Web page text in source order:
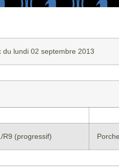
du lundi 02 septembre 2013
R9 (progressif)